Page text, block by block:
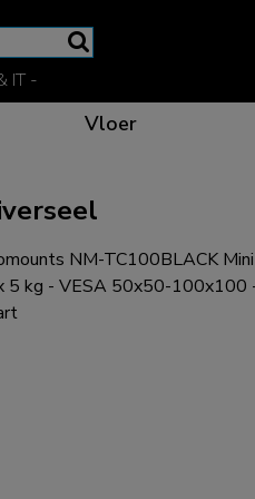
IT -
voor elk
die opvalt
voor de
Vloer
voor
NM-TC100BLACK
5 kg - VESA 50x50-100x100